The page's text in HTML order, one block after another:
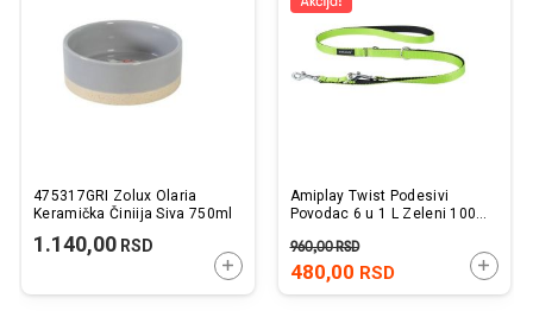
475317GRI Zolux Olaria
Keramička Činiija Siva 750ml
1.140,00 RSD
DODAJTE U KORPU
Amiplay Twist Podesivi
Povodac 6 u 1 L Zeleni 100-
480,00 RSD
960,00RSD